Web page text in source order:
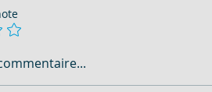
ACD - EN
D'IVOIRE -